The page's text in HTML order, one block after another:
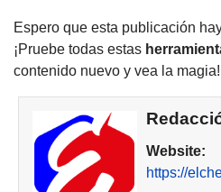
Espero que esta publicación
¡Pruebe todas estas
contenido nuevo y vea la magia!
Website:
https://